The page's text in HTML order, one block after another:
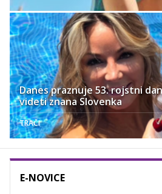
Danes praznuje 53. rojstni
videti znana Slovenka
TRAČI
E-NOVICE